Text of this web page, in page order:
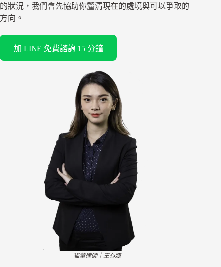
的狀況，我們會先協助你釐清現在的處境與可以爭取的
方向。
加 LINE 免費諮詢 15 分鐘
貓董律師｜王心婕